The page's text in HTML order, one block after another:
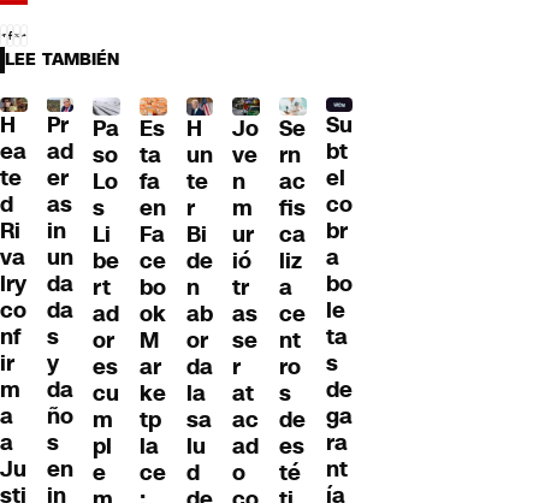
LEE TAMBIÉN
H
ea
te
d
Ri
va
lry
co
nf
ir
m
a
a
Ju
sti
Pr
ad
er
as
in
un
da
da
s
y
da
ño
s
en
in
Pa
so
Lo
s
Li
be
rt
ad
or
es
cu
m
pl
e
Es
ta
fa
en
Fa
ce
bo
ok
M
ar
ke
tp
la
ce
H
un
te
r
Bi
de
n
ab
or
da
la
sa
lu
d
Jo
ve
n
m
ur
ió
tr
as
se
r
at
ac
ad
o
Se
rn
ac
fis
ca
liz
a
ce
nt
ro
s
de
es
té
Su
bt
el
co
br
a
bo
le
ta
s
de
ga
ra
nt
ía